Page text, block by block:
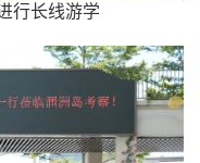
行长线游学